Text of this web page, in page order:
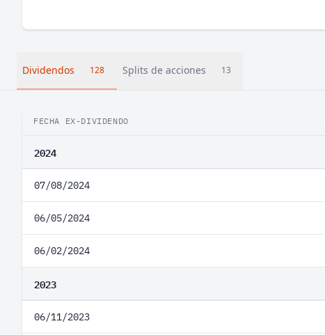
Dividendos 128 Splits de acciones 13
FECHA EX-DIVIDENDO
2024
07/08/2024
06/05/2024
06/02/2024
2023
06/11/2023